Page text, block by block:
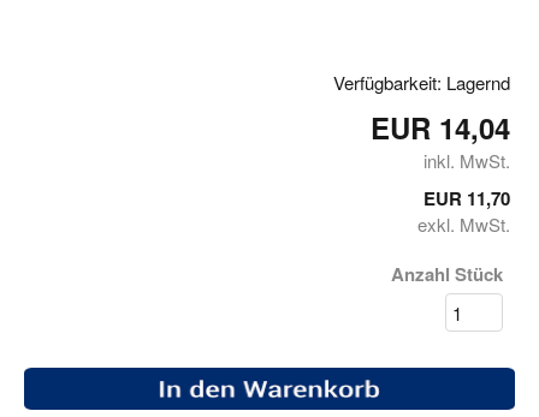
Verfügbarkeit: Lagernd
EUR 14,04
inkl. MwSt.
EUR 11,70
exkl. MwSt.
Anzahl Stück